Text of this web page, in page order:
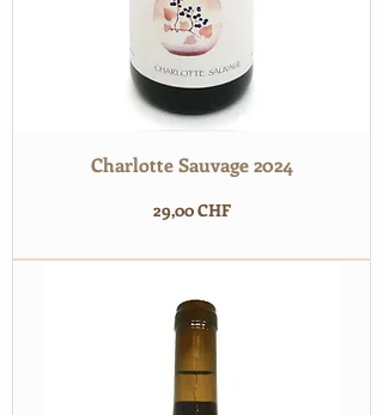
Charlotte Sauvage 2024
Prix
29,00 CHF